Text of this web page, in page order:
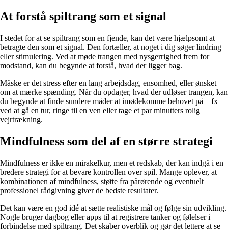
At forstå spiltrang som et signal
I stedet for at se spiltrang som en fjende, kan det være hjælpsomt at
betragte den som et signal. Den fortæller, at noget i dig søger lindring
eller stimulering. Ved at møde trangen med nysgerrighed frem for
modstand, kan du begynde at forstå, hvad der ligger bag.
Måske er det stress efter en lang arbejdsdag, ensomhed, eller ønsket
om at mærke spænding. Når du opdager, hvad der udløser trangen, kan
du begynde at finde sundere måder at imødekomme behovet på – fx
ved at gå en tur, ringe til en ven eller tage et par minutters rolig
vejrtrækning.
Mindfulness som del af en større strategi
Mindfulness er ikke en mirakelkur, men et redskab, der kan indgå i en
bredere strategi for at bevare kontrollen over spil. Mange oplever, at
kombinationen af mindfulness, støtte fra pårørende og eventuelt
professionel rådgivning giver de bedste resultater.
Det kan være en god idé at sætte realistiske mål og følge sin udvikling.
Nogle bruger dagbog eller apps til at registrere tanker og følelser i
forbindelse med spiltrang. Det skaber overblik og gør det lettere at se